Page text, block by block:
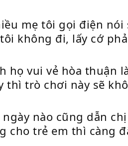
mẹ tôi gọi điện
không đi, lấy cớ
họ vui vẻ hòa thuận
thì trò chơi này sẽ
nào cũng dẫn
cho trẻ em thì càng